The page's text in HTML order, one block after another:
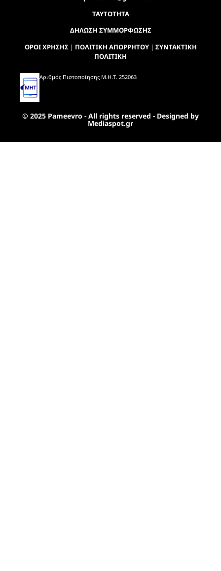
ΤΑΥΤΟΤΗΤΑ
ΔΗΛΩΣΗ ΣΥΜΜΟΡΦΩΣΗΣ
ΟΡΟΙ ΧΡΗΣΗΣ| ΠΟΛΙΤΙΚΗ ΑΠΟΡΡΗΤΟΥ| ΣΥΝΤΑΚΤΙΚΗ
ΠΟΛΙΤΙΚΗ
Αριθμός Πιστοποίησης Μ.Η.Τ. 252063
© 2025 Pameevro - All rights reserved - Designed by
Mediaspot.gr